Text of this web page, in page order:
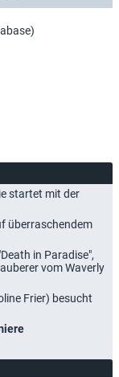
startet mit der
überraschendem
in Paradise",
vom Waverly
Frier) besucht